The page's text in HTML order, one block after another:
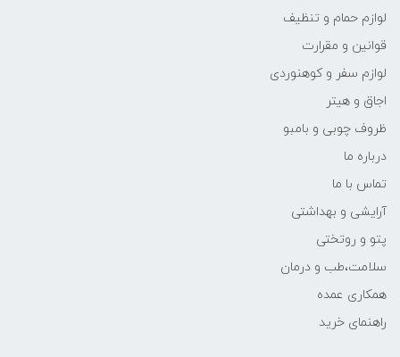
لوازم حمام و تنظیف
قوانین و مقرارت
لوازم سفر و کوهنوردی
اجاق و هیتر
ظروف چوبی و بامبو
درباره ما
تماس با ما
آرایشی و بهداشتی
پتو و روتختی
سلامت،طب و درمان
همکاری عمده
راهنمای خرید